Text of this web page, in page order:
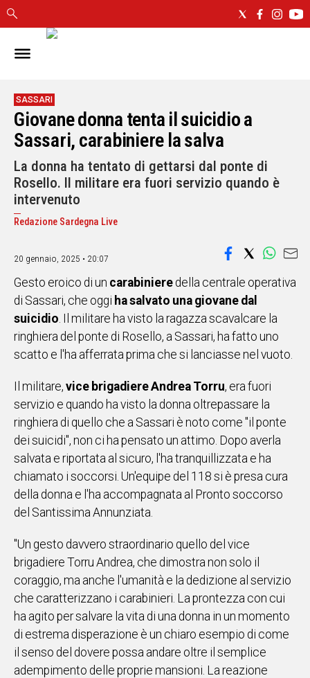
IN
CAGLIARI
SASSARI
NUORO
ORISTANO
SULCIS
GALLURA
OGLIASTRA
MEDIO
ALTRE
NOTIZIE
POLITICA
ITALIA
NEL
SPORT
EVENTI
STORIE
VIDEO
Vai
UNISCITI
AL CANALE
WHATSAPP
SASSARI
Giovane donna tenta il suicidio a
Sassari, carabiniere la salva
La donna ha tentato di gettarsi dal ponte di
Rosello. Il militare era fuori servizio quando è
intervenuto
Redazione Sardegna Live
20 gennaio, 2025 • 20:07
Gesto eroico di un carabiniere della centrale operativa
di Sassari, che oggi ha salvato una giovane dal
suicidio. Il militare ha visto la ragazza scavalcare la
ringhiera del ponte di Rosello, a Sassari, ha fatto uno
scatto e l'ha afferrata prima che si lanciasse nel vuoto.
Il militare, vice brigadiere Andrea Torru, era fuori
servizio e quando ha visto la donna oltrepassare la
ringhiera di quello che a Sassari è noto come "il ponte
dei suicidi", non ci ha pensato un attimo. Dopo averla
salvata e riportata al sicuro, l'ha tranquillizzata e ha
chiamato i soccorsi. Un'equipe del 118 si è presa cura
della donna e l'ha accompagnata al Pronto soccorso
del Santissima Annunziata.
"Un gesto davvero straordinario quello del vice
brigadiere Torru Andrea, che dimostra non solo il
coraggio, ma anche l'umanità e la dedizione al servizio
che caratterizzano i carabinieri. La prontezza con cui
ha agito per salvare la vita di una donna in un momento
di estrema disperazione è un chiaro esempio di come
il senso del dovere possa andare oltre il semplice
adempimento delle proprie mansioni. La reazione